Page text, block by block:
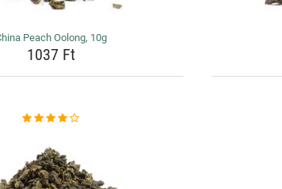
Peach Oolong, 10g
1037 Ft